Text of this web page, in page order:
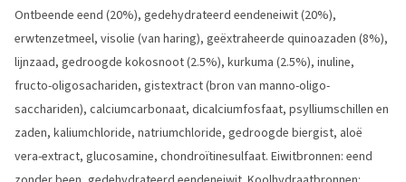
Ontbeende eend (20%), gedehydrateerd eendeneiwit (20%),
erwtenzetmeel, visolie (van haring), geëxtraheerde quinoazaden (8%),
lijnzaad, gedroogde kokosnoot (2.5%), kurkuma (2.5%), inuline,
fructo-oligosachariden, gistextract (bron van manno-oligo-
sacchariden), calciumcarbonaat, dicalciumfosfaat, psylliumschillen en
zaden, kaliumchloride, natriumchloride, gedroogde biergist, aloë
vera-extract, glucosamine, chondroïtinesulfaat. Eiwitbronnen: eend